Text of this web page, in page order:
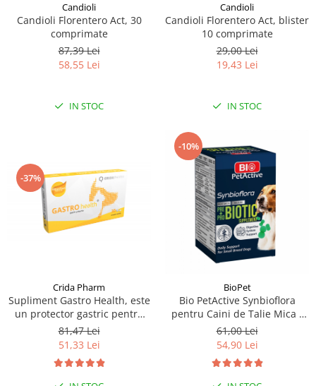
Candioli
Candioli Florentero Act, 30
comprimate
87,39 Lei
58,55 Lei
IN STOC
Candioli
Candioli Florentero Act, blister
10 comprimate
29,00 Lei
19,43 Lei
IN STOC
-37%
Crida Pharm
Supliment Gastro Health, este
un protector gastric pentru
caini si pisici, 30 capsule
81,47 Lei
51,33 Lei
-10%
BioPet
Bio PetActive Synbioflora
pentru Caini de Talie Mica -
60 tablete
61,00 Lei
54,90 Lei